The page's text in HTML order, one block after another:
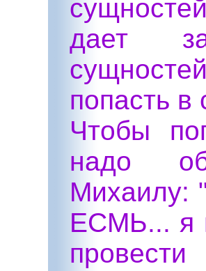
дает
попасть
Чтобы
надо
ЕСМЬ... я